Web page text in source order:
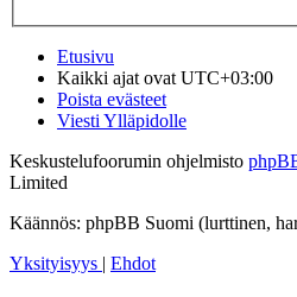
Etusivu
Kaikki ajat ovat UTC+03:00
Poista evästeet
Viesti Ylläpidolle
Keskustelufoorumin ohjelmisto
Limited
Käännös: phpBB Suomi (lurttinen,
Yksityisyys | Ehdot